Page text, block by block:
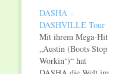
weltweite
Community. Swifties knüpfen
bunte
Perlenarmbänder, die
sie untereinander
DASHA –
DASHVILLE Tour
Mit ihrem Mega-Hit
„Austin (Boots Stop
Workin‘)“ hat